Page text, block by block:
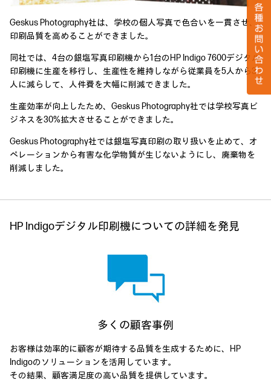
Geskus Photography社は、学校の個人写真で色合いを一貫させ、
印刷品質を高めることができました。
同社では、4台の銀塩写真印刷機から1台のHP Indigo 7600デジタル
印刷機に生産を移行し、生産性を維持しながら従業員を5人から3
人に減らして、人件費を大幅に削減できました。
生産効率が向上したため、Geskus Photography社では学校写真ビ
ジネスを30%拡大させることができました。
Geskus Photography社では銀塩写真印刷の取り扱いを止めて、オ
ペレーションから有害な化学物質が生じないようにし、廃棄物を
削減しました。
HP Indigoデジタル印刷機についての詳細を発見
多くの顧客事例
お客様は効率的に顧客が期待する品質を生成するために、HP
Indigoのソリューションを活用しています。
その結果、顧客満足度の高い品質を提供しています。